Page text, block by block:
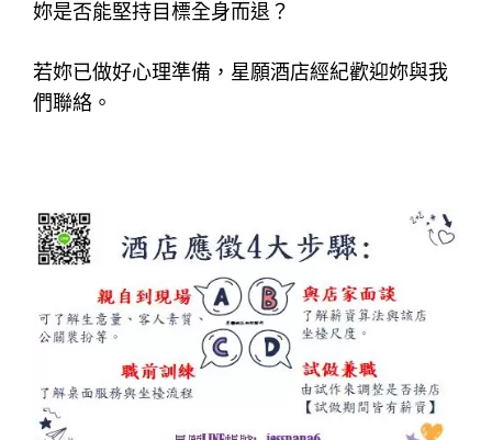
妳是否能堅持目標全身而退？
若妳已做好心理準備，星願酒店經紀歡迎妳與我
們聯絡。